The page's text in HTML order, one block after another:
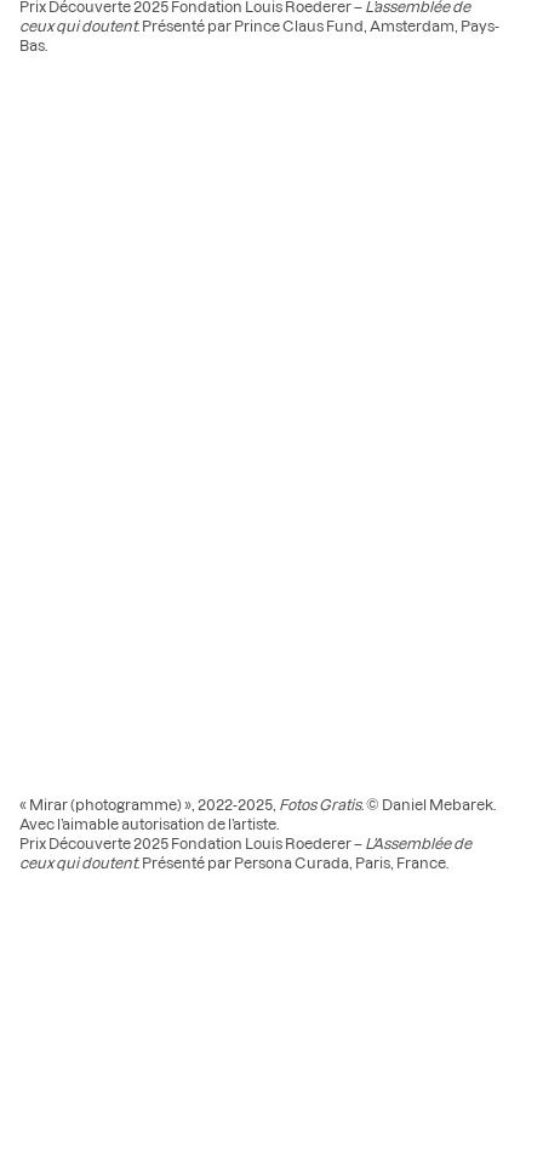
Prix Découverte 2025 Fondation Louis Roederer – L’assemblée de
ceux qui doutent. Présenté par Prince Claus Fund, Amsterdam, Pays-
Bas.
« Mirar (photogramme) », 2022-2025, Fotos Gratis. © Daniel Mebarek.
Avec l’aimable autorisation de l’artiste.
Prix Découverte 2025 Fondation Louis Roederer – L’Assemblée de
ceux qui doutent. Présenté par Persona Curada, Paris, France.